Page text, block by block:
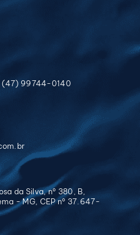
|(47) 99744-0140
da Silva, n° 380, B,
- MG, CEP n° 37.647-